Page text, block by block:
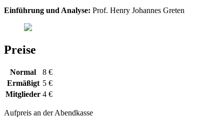
Einführung und Analyse: Prof. Henry Johannes Greten
Preise
Normal
8 €
Ermäßigt 5 €
Mitglieder 4 €
Aufpreis an der Abendkasse